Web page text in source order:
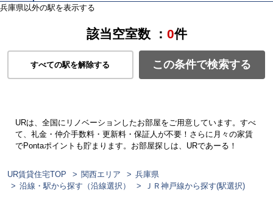
兵庫県以外の駅を表示する
該当空室数 ： 0件
すべての駅を解除する この条件で検索する
URは、全国にリノベーションしたお部屋をご用意しています。すべ
て、礼金・仲介手数料・更新料・保証人が不要！さらに月々の家賃
でPontaポイントも貯まります。お部屋探しは、URであーる！
UR賃貸住宅TOP 関西エリア
兵庫県
沿線・駅から探す（沿線選択）
ＪＲ神戸線から探す(駅選択)